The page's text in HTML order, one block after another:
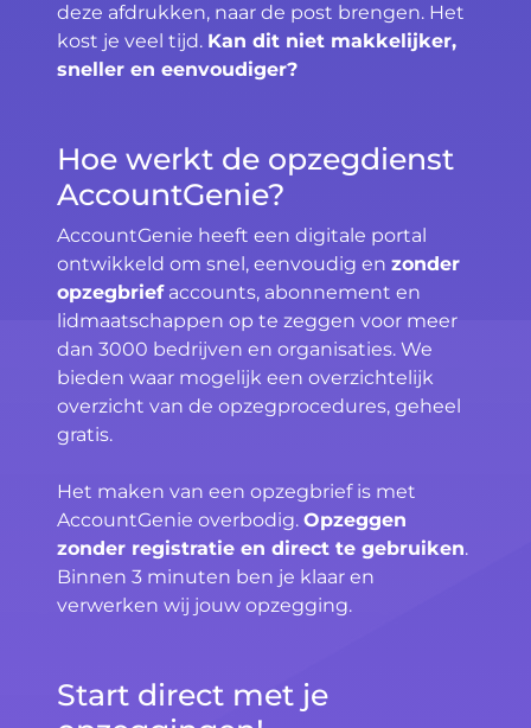
deze afdrukken, naar de post brengen. Het
kost je veel tijd. Kan dit niet makkelijker,
sneller en eenvoudiger?
Hoe werkt de opzegdienst
AccountGenie?
AccountGenie heeft een digitale portal
ontwikkeld om snel, eenvoudig en zonder
opzegbriefaccounts, abonnement en
lidmaatschappen op te zeggen voor meer
dan 3000 bedrijven en organisaties. We
bieden waar mogelijk een overzichtelijk
overzicht van de opzegprocedures, geheel
gratis.
Het maken van een opzegbrief is met
AccountGenie overbodig. Opzeggen
zonder registratie en direct te gebruiken.
Binnen 3 minuten ben je klaar en
verwerken wij jouw opzegging.
Start direct met je